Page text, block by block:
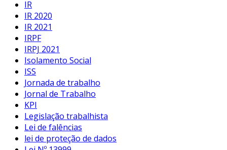
IR
IR 2020
IR 2021
IRPF
IRPJ 2021
Isolamento Social
ISS
Jornada de trabalho
Jornal de Trabalho
KPI
Legislação trabalhista
Lei de falências
lei de proteção de dados